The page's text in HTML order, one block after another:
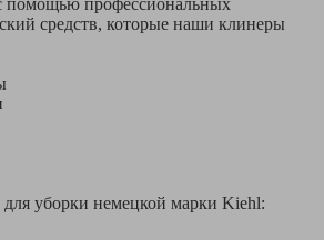
помощью профессиональных
средств, которые наши клинеры
для уборки немецкой марки Kiehl: